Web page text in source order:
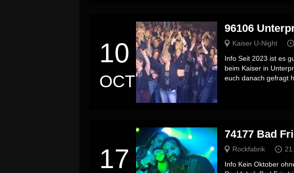
10
OCT
96106
Kaiser U-Night
Info Seit 2023 ist es
beim Kaiser in
euch danach gefragt
17
74177 Bad
Rockfabrik
Info Kein Oktober